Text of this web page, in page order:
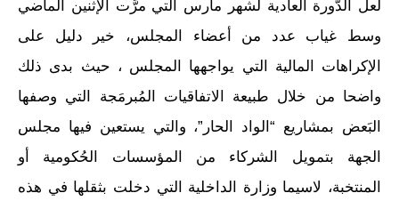
لعل الدَّورة العادية لشهر مارس التي مرَّت الإثنين الماضي
وسط غياب عدد من أعضاء المجلس، خير دليل على
الإكراهات المالية التي يواجهها المجلس ، حيث بدى ذلك
واضحا من خلال طبيعة الاتفاقيات المُبرمَجة التي وصفها
البَعض بمشاريع “الواد الحار”، والتي يستعين فيها مجلس
الجهة بتمويل الشركاء من المؤسسات الحُكومية أو
المنتخبة، لاسيما وزارة الداخلية التي دخلت بثقلها في هذه